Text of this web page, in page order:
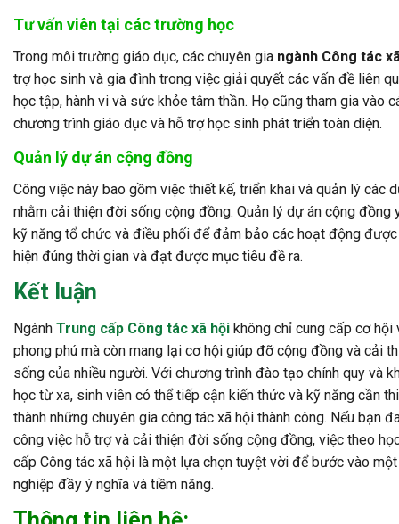
Tư vấn viên tại các trường học
Trong môi trường giáo dục, các chuyên gia ngành Công tác
trợ học sinh và gia đình trong việc giải quyết các vấn đề liên
học tập, hành vi và sức khỏe tâm thần. Họ cũng tham gia vào
chương trình giáo dục và hỗ trợ học sinh phát triển toàn diện.
Quản lý dự án cộng đồng
Công việc này bao gồm việc thiết kế, triển khai và quản lý các
nhằm cải thiện đời sống cộng đồng. Quản lý dự án cộng đồng
kỹ năng tổ chức và điều phối để đảm bảo các hoạt động
hiện đúng thời gian và đạt được mục tiêu đề ra.
Kết luận
Ngành Trung cấp Công tác xã hội không chỉ cung cấp cơ hội
phong phú mà còn mang lại cơ hội giúp đỡ cộng đồng và cải
sống của nhiều người. Với chương trình đào tạo chính quy và
học từ xa, sinh viên có thể tiếp cận kiến thức và kỹ năng cần
thành những chuyên gia công tác xã hội thành công. Nếu bạn
công việc hỗ trợ và cải thiện đời sống cộng đồng, việc theo
cấp Công tác xã hội là một lựa chọn tuyệt vời để bước vào
nghiệp đầy ý nghĩa và tiềm năng.